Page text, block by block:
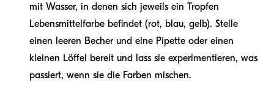
mit Wasser, in denen sich jeweils ein Tropfen
Lebensmittelfarbe befindet (rot, blau, gelb). Stelle
einen leeren Becher und eine Pipette oder einen
kleinen Löffel bereit und lass sie experimentieren, was
passiert, wenn sie die Farben mischen.